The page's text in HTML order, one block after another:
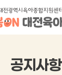
공지사항